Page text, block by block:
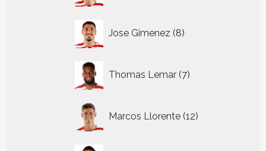
Jose Gimenez 8
producten
Thomas Lemar 7
producten
Marcos Llorente 12
producten